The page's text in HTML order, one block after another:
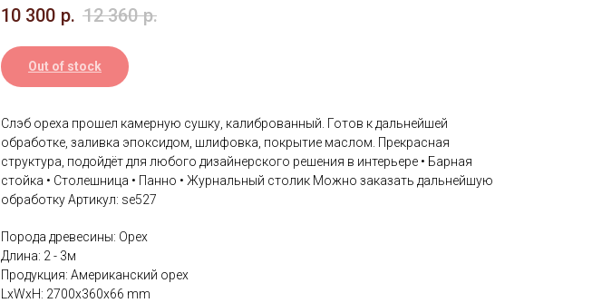
10 300 р. 12 360 р.
Out of stock
Слэб ореха прошел камерную сушку, калиброванный. Готов к дальнейшей
обработке, заливка эпоксидом, шлифовка, покрытие маслом. Прекрасная
структура, подойдёт для любого дизайнерского решения в интерьере • Барная
стойка • Столешница • Панно • Журнальный столик Можно заказать дальнейшую
обработку Артикул: se527
Порода древесины: Орех
Длина: 2 - 3м
Продукция: Американский орех
LxWxH: 2700x360x66 mm